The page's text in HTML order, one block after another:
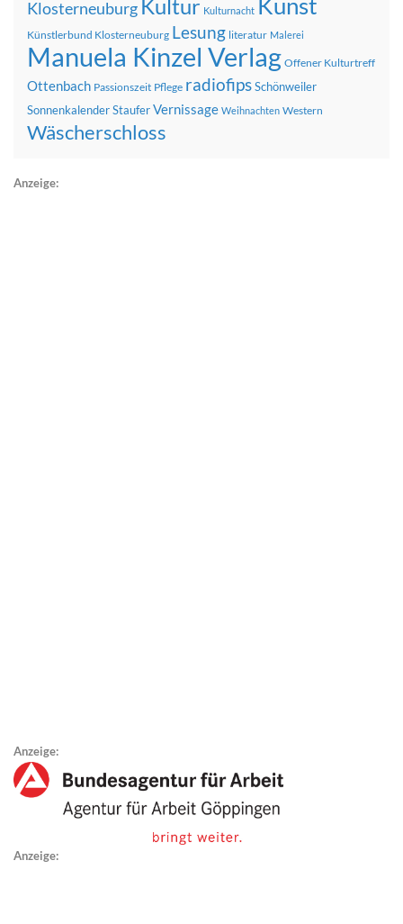
Klosterneuburg Kultur Kulturnacht
Künstlerbund Klosterneuburg Lesung literatur Malerei
Manuela Kinzel Verlag Offener Kulturtreff
Ottenbach Passionszeit Pflege radiofipsSchönweiler
SonnenkalenderStauferVernissage Weihnachten Western
Wäscherschloss
Anzeige:
Anzeige:
Anzeige: